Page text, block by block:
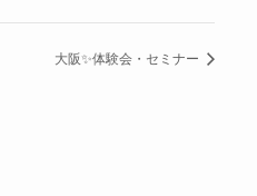
大阪✨体験会・セミナー